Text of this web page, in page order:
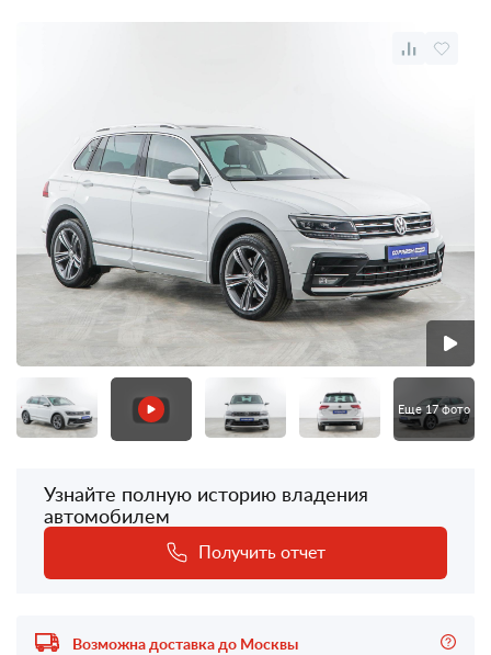
Еще 17 фото
Узнайте полную историю владения
автомобилем
Получить отчет
Возможна доставка до Москвы